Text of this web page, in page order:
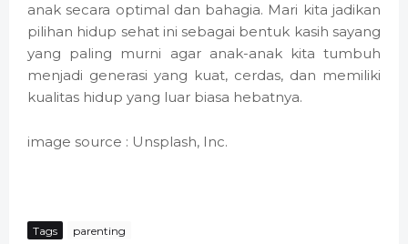
anak secara optimal dan bahagia. Mari kita jadikan
pilihan hidup sehat ini sebagai bentuk kasih sayang
yang paling murni agar anak-anak kita tumbuh
menjadi generasi yang kuat, cerdas, dan memiliki
kualitas hidup yang luar biasa hebatnya.
image source : Unsplash, Inc.
Tags parenting